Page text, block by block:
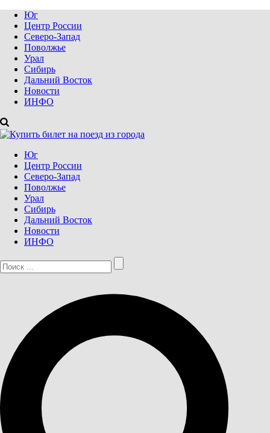
Юг
Центр России
Северо-Запад
Поволжье
Урал
Сибирь
Дальний Восток
Новости
ИНФО
Юг
Центр России
Северо-Запад
Поволжье
Урал
Сибирь
Дальний Восток
Новости
ИНФО